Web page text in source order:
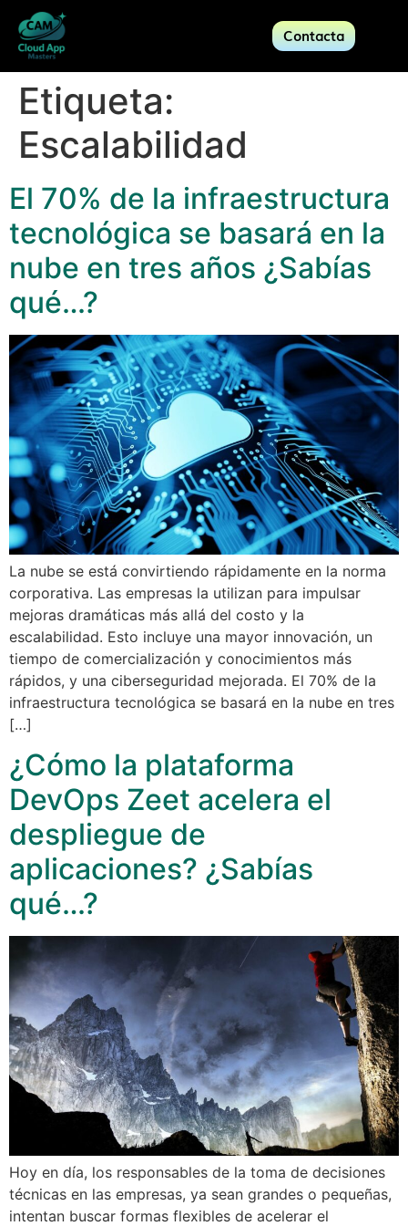
Contacta
Etiqueta:
Escalabilidad
El 70% de la infraestructura
tecnológica se basará en la
nube en tres años ¿Sabías
qué…?
La nube se está convirtiendo rápidamente en la norma
corporativa. Las empresas la utilizan para impulsar
mejoras dramáticas más allá del costo y la
escalabilidad. Esto incluye una mayor innovación, un
tiempo de comercialización y conocimientos más
rápidos, y una ciberseguridad mejorada. El 70% de la
infraestructura tecnológica se basará en la nube en tres
[…]
¿Cómo la plataforma
DevOps Zeet acelera el
despliegue de
aplicaciones? ¿Sabías
qué…?
Hoy en día, los responsables de la toma de decisiones
técnicas en las empresas, ya sean grandes o pequeñas,
intentan buscar formas flexibles de acelerar el